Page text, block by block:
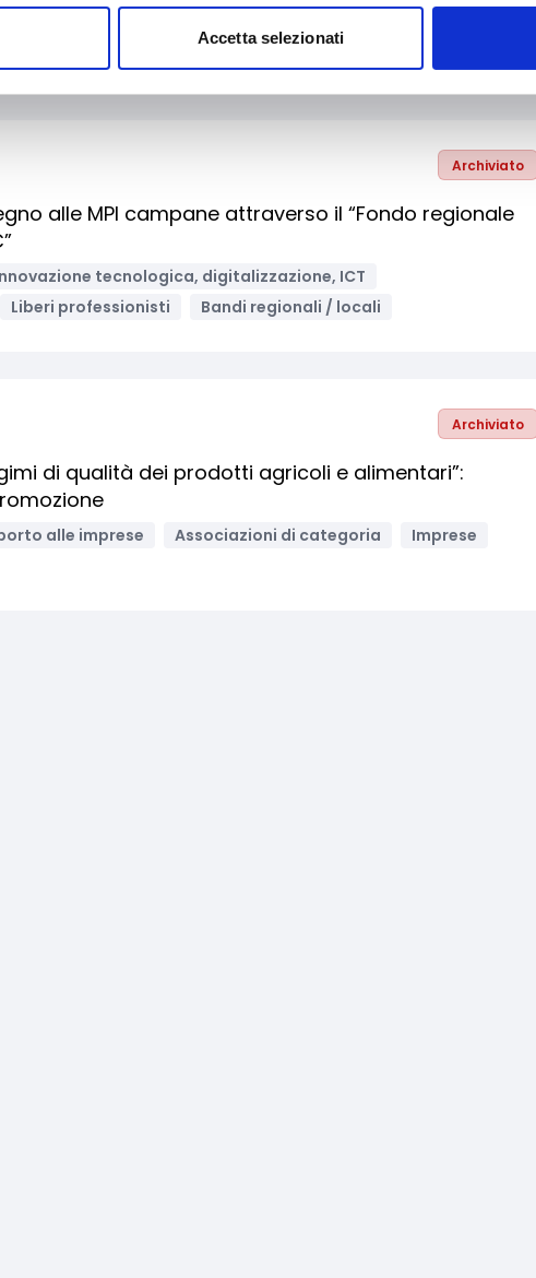
Accetta selezionati
Gruppi informali Bandi regionali / locali
Archiviato
alle MPI campane attraverso il “Fondo regionale
tecnologica, digitalizzazione, ICT
Liberi professionisti Bandi regionali / locali
Archiviato
di qualità dei prodotti agricoli e alimentari”:
alle imprese Associazioni di categoria
Imprese